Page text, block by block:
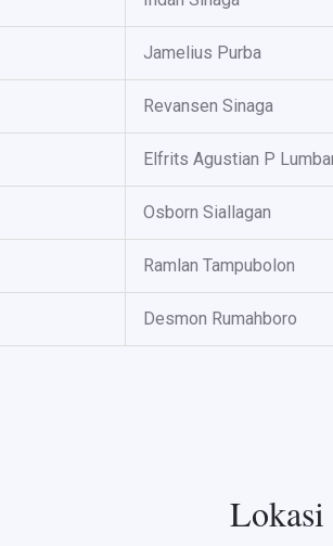
Jamelius Purba
Revansen Sinaga
Elfrits Agustian P
Osborn Siallagan
Ramlan Tampubolon
Desmon Rumahboro